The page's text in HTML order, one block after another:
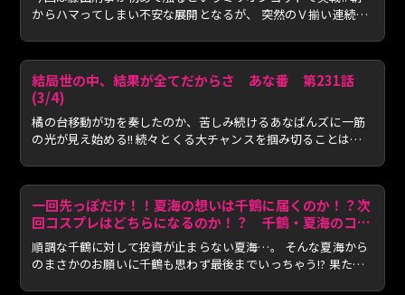
からハマってしまい不安な展開となるが、 突然のＶ揃い連続
結局世の中、結果が全てだからさ あな番 第231話
(3/4)
橘の台移動が功を奏したのか、苦しみ続けるあなばんズに一筋
の光が見え始める!! 続々とくる大チャンスを掴み切ることはで
一回先っぽだけ！！夏海の想いは千鶴に届くのか！？次
回コスプレはどちらになるのか！？ 千鶴・夏海のコス
プレ千海 第5話 後編
順調な千鶴に対して投資が止まらない夏海…。 そんな夏海から
のまさかのお願いに千鶴も思わず最後までいっちゃう!? 果たし